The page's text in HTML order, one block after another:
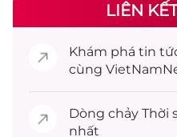
LIÊN
Khám phá tin
cùng
Dòng chảy Thời
nhất